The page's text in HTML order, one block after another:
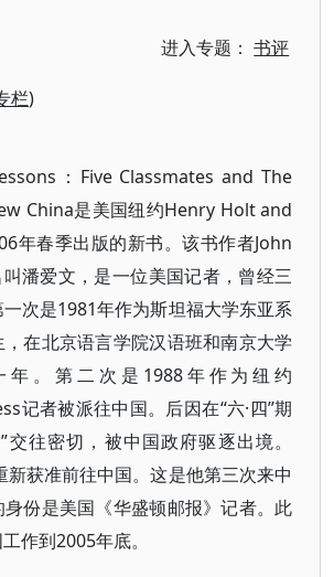
进入专题：书评
栏)
：Five Classmates and The
China是美国纽约Henry Holt and
年春季出版的新书。该书作者John
潘爱文，是一位美国记者，曾经三
次是1981年作为斯坦福大学东亚系
在北京语言学院汉语班和南京大学
年。第二次是1988年作为纽约
记者被派往中国。后因在“六·四”期
交往密切，被中国政府驱逐出境。
新获准前往中国。这是他第三次来中
份是美国《华盛顿邮报》记者。此
作到2005年底。